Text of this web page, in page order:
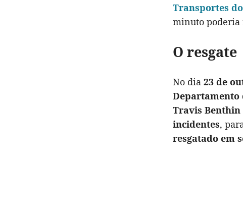
Transportes
minuto poderia
O resgate
No dia 23 de
Departamento
Travis Benthin
incidentes,
resgatado em